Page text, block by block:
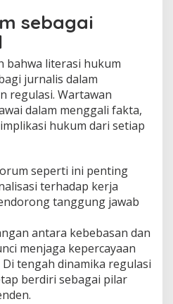
sebagai
bahwa literasi hukum
jurnalis dalam
regulasi. Wartawan
dalam menggali fakta,
hukum dari setiap
seperti ini penting
terhadap kerja
tanggung jawab
antara kebebasan dan
menjaga kepercayaan
tengah dinamika regulasi
berdiri sebagai pilar